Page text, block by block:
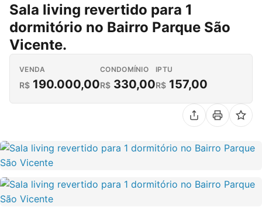
Sala living revertido para 1
dormitório no Bairro Parque São
Vicente.
VENDA
R$ 190.000,00
CONDOMÍNIO
R$ 330,00
IPTU
R$ 157,00